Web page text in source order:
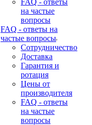
FAQ - ответы
на частые
вопросы
FAQ - ответы на
частые вопросы
Сотрудничество
Доставка
Гарантия и
ротация
Цены от
производителя
FAQ - ответы
на частые
вопросы